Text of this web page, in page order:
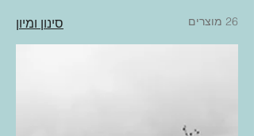
26 מוצרים סינון ומיון